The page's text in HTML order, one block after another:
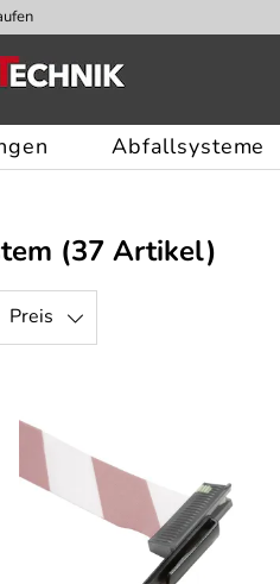
Abfallsysteme
(37 Artikel)
Preis